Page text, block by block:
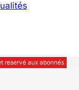
reservé aux abonnés